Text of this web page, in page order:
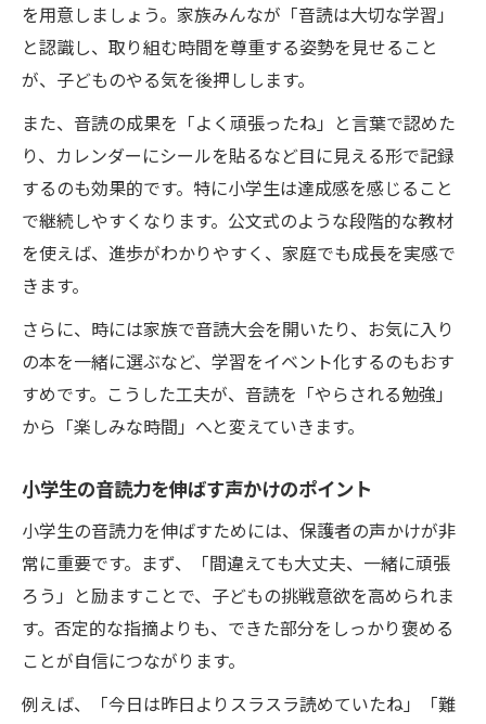
を用意しましょう。家族みんなが「音読は大切な学習」
と認識し、取り組む時間を尊重する姿勢を見せること
が、子どものやる気を後押しします。
また、音読の成果を「よく頑張ったね」と言葉で認めた
り、カレンダーにシールを貼るなど目に見える形で記録
するのも効果的です。特に小学生は達成感を感じること
で継続しやすくなります。公文式のような段階的な教材
を使えば、進歩がわかりやすく、家庭でも成長を実感で
きます。
さらに、時には家族で音読大会を開いたり、お気に入り
の本を一緒に選ぶなど、学習をイベント化するのもおす
すめです。こうした工夫が、音読を「やらされる勉強」
から「楽しみな時間」へと変えていきます。
小学生の音読力を伸ばす声かけのポイント
小学生の音読力を伸ばすためには、保護者の声かけが非
常に重要です。まず、「間違えても大丈夫、一緒に頑張
ろう」と励ますことで、子どもの挑戦意欲を高められま
す。否定的な指摘よりも、できた部分をしっかり褒める
ことが自信につながります。
例えば、「今日は昨日よりスラスラ読めていたね」「難